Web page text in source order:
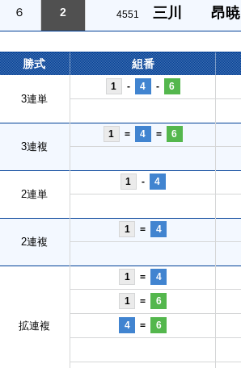
６ 2 4551 三川 昂暁
勝式 組番
3連単
1 - 4 - 6
3連複
1 = 4 = 6
2連単
1 - 4
2連複
1 = 4
拡連複
1 = 4
1 = 6
4 = 6